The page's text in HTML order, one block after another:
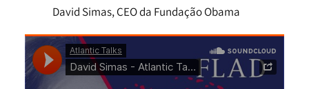
David Simas, CEO da Fundação Obama